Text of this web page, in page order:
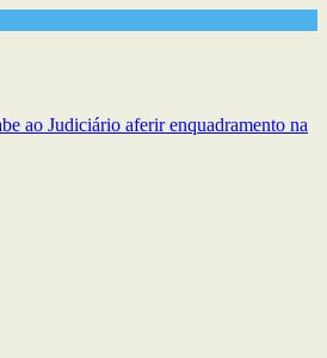
ao Judiciário aferir enquadramento na